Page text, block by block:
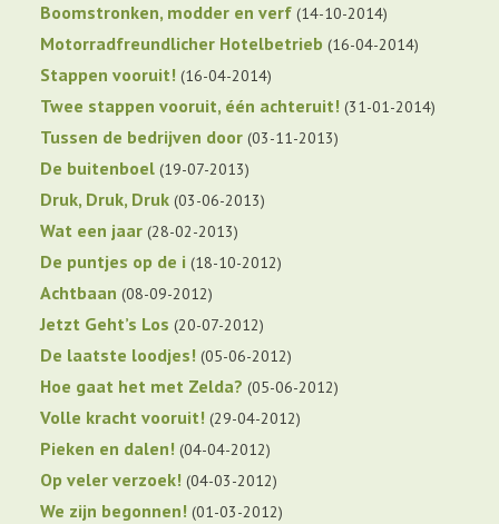
Boomstronken, modder en verf 14-10-2014
Motorradfreundlicher Hotelbetrieb 16-04-2014
Stappen vooruit! 16-04-2014
Twee stappen vooruit, één achteruit! 31-01-2014
Tussen de bedrijven door 03-11-2013
De buitenboel 19-07-2013
Druk, Druk, Druk 03-06-2013
Wat een jaar 28-02-2013
De puntjes op de i 18-10-2012
Achtbaan 08-09-2012
Jetzt Geht’s Los 20-07-2012
De laatste loodjes! 05-06-2012
Hoe gaat het met Zelda? 05-06-2012
Volle kracht vooruit! 29-04-2012
Pieken en dalen! 04-04-2012
Op veler verzoek! 04-03-2012
We zijn begonnen! 01-03-2012